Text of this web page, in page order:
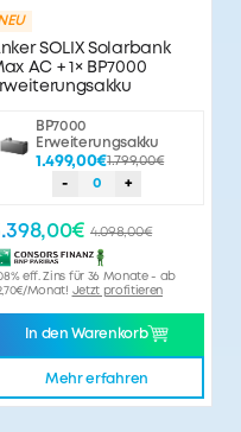
SOLIX Solarbank
AC + 1× BP7000
BP7000
Erweiterungsakku
1.499,00€1.799,00€
-
0 +
4.098,00€
eff. Zins für 36 Monate - ab
Monat! Jetzt profitieren
In den Warenkorb
Mehr erfahren